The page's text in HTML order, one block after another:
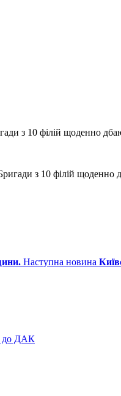
з 10 філій щоденно
з 10 філій щоденно
Наступна новина
до ДАК